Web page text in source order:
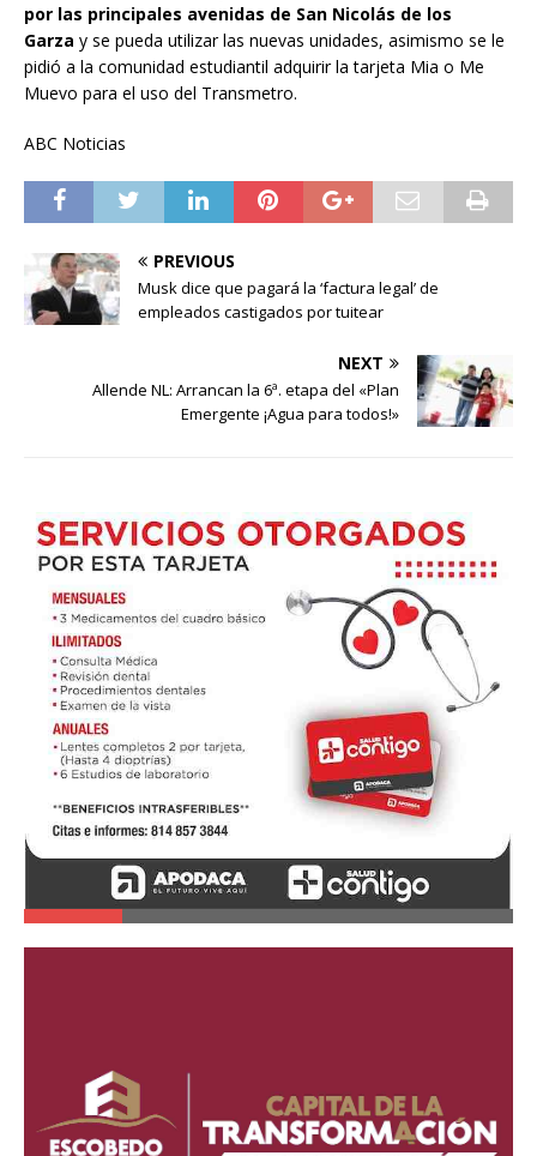
por las principales avenidas de San Nicolás de los
Garza y se pueda utilizar las nuevas unidades, asimismo se le
pidió a la comunidad estudiantil adquirir la tarjeta Mia o Me
Muevo para el uso del Transmetro.
ABC Noticias
PREVIOUS
Musk dice que pagará la ‘factura legal’ de
empleados castigados por tuitear
NEXT
Allende NL: Arrancan la 6ª. etapa del «Plan
Emergente ¡Agua para todos!»